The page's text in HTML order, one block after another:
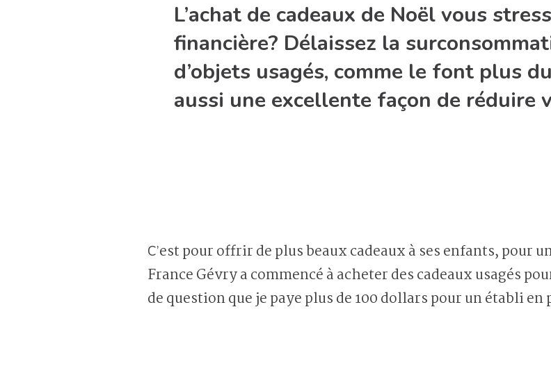
L’achat de cadeaux de Noël vous
financière? Délaissez la
d’objets usagés, comme le font plus
aussi une excellente façon de réduire
C’est pour offrir de plus beaux cadeaux à ses enfants, pour une fraction du prix, que Marie-
France Gévry a commencé à acheter des cadeaux usagés
de question que je paye plus de 100 dollars pour un établi